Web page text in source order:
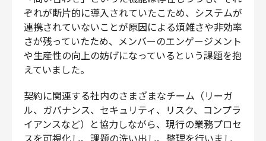
ぞれが断片的に導入されていたこため、システムが
連携されていないことが原因による煩雑さや非効率
さが残っていたため、メンバーのエンゲージメント
や生産性の向上の妨げになっているという課題を抱
えていました。
契約に関連する社内のさまざまなチーム（リーガ
ル、ガバナンス、セキュリティ、リスク、コンプラ
イアンスなど）と協力しながら、現行の業務プロセ